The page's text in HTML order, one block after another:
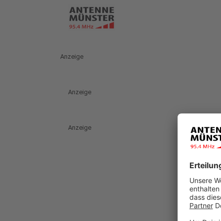
Anzeige
Anzeige
Anzeige